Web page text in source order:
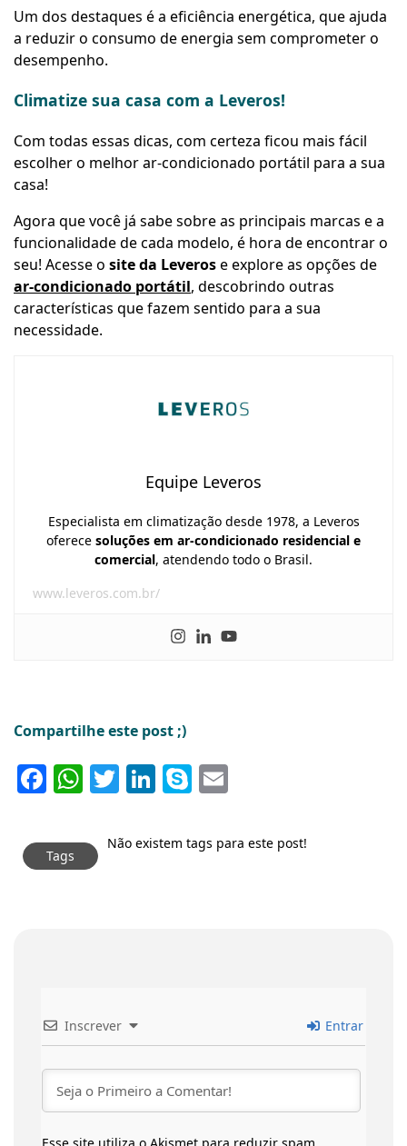
Um dos destaques é a eficiência energética, que ajuda
a reduzir o consumo de energia sem comprometer o
desempenho.
Climatize sua casa com a Leveros!
Com todas essas dicas, com certeza ficou mais fácil
escolher o melhor ar-condicionado portátil para a sua
casa!
Agora que você já sabe sobre as principais marcas e a
funcionalidade de cada modelo, é hora de encontrar o
seu! Acesse o site da Leverose explore as opções de
ar-condicionado portátil, descobrindo outras
características que fazem sentido para a sua
necessidade.
Equipe Leveros
Especialista em climatização desde 1978, a Leveros
oferece soluções em ar-condicionado residencial e
comercial, atendendo todo o Brasil.
www.leveros.com.br/
Compartilhe este post ;)
Facebook
WhatsApp
Twitter
LinkedIn
Skype
Tags
Não existem tags para este post!
Inscrever Entrar